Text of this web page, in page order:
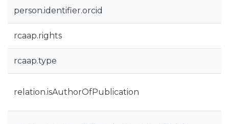
person.identifier.orcid
rcaap.rights
rcaap.type
relation.isAuthorOfPublication